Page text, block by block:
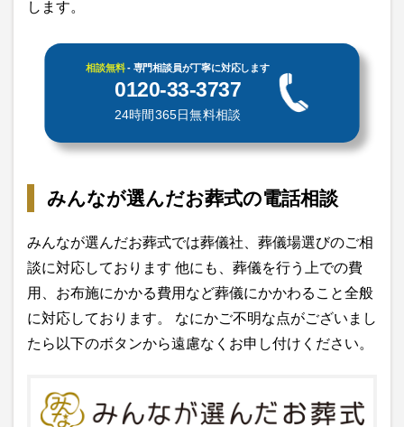
します。
相談無料- 専門相談員が丁寧に対応します
0120-33-3737
24時間365日無料相談
みんなが選んだお葬式の電話相談
みんなが選んだお葬式では葬儀社、葬儀場選びのご相
談に対応しております 他にも、葬儀を行う上での費
用、お布施にかかる費用など葬儀にかかわること全般
に対応しております。 なにかご不明な点がございまし
たら以下のボタンから遠慮なくお申し付けください。